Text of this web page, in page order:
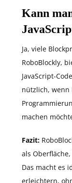
Kann
Ja, viele
RoboBlockly,
JavaScript-
nützlich, wenn
machen
Fazit:
als
Das macht es
erleichtern,